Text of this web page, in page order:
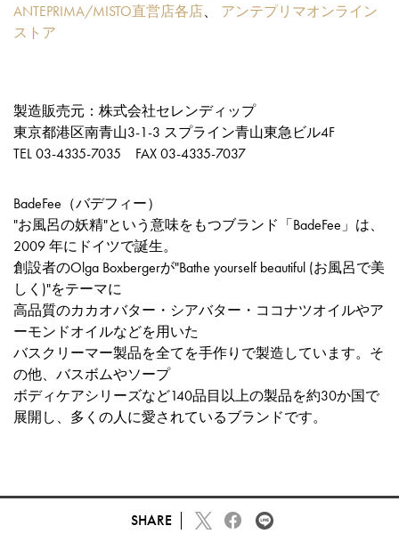
ANTEPRIMA/MISTO直営店各店、 アンテプリマオンライン
ストア
製造販売元：株式会社セレンディップ
東京都港区南青山3-1-3 スプライン青山東急ビル4F
TEL 03-4335-7035 FAX 03-4335-7037
BadeFee（バデフィー）
"お風呂の妖精"という意味をもつブランド「BadeFee」は、
2009 年にドイツで誕生。
創設者のOlga Boxbergerが"Bathe yourself beautiful (お風呂で美
しく)"をテーマに
高品質のカカオバター・シアバター・ココナツオイルやア
ーモンドオイルなどを用いた
バスクリーマー製品を全てを手作りで製造しています。そ
の他、バスボムやソープ
ボディケアシリーズなど140品目以上の製品を約30か国で
展開し、多くの人に愛されているブランドです。
SHARE